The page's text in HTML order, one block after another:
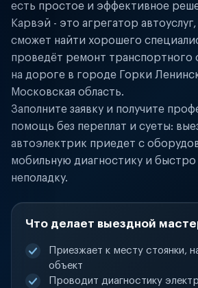
есть простое и эффективное
Карвэй - это агрегатор
сможет найти хорошего
проведёт ремонт транспортного
на дороге в городе Горки
Московская область.
Заполните заявку и получите
помощь без переплат и суеты:
автоэлектрик приедет с
мобильную диагностику и быстро
неполадку.
Что делает выездной
Приезжает к месту стоянки,
объект
Проводит диагностику